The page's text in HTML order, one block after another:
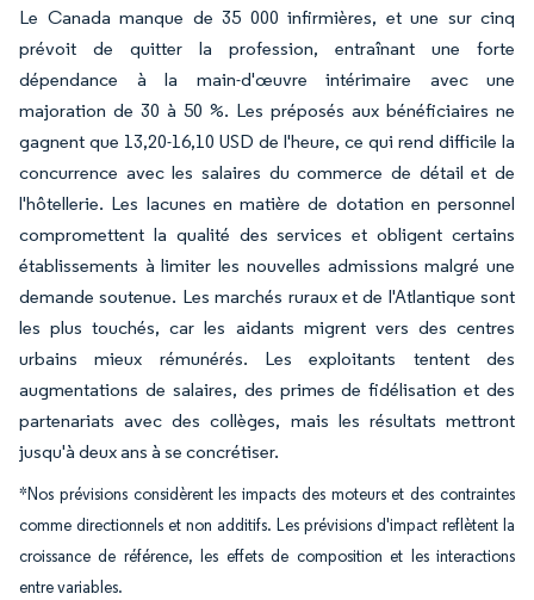
Le Canada manque de 35 000 infirmières, et une sur cinq
prévoit de quitter la profession, entraînant une forte
dépendance à la main-d'œuvre intérimaire avec une
majoration de 30 à 50 %. Les préposés aux bénéficiaires ne
gagnent que 13,20-16,10 USD de l'heure, ce qui rend difficile la
concurrence avec les salaires du commerce de détail et de
l'hôtellerie. Les lacunes en matière de dotation en personnel
compromettent la qualité des services et obligent certains
établissements à limiter les nouvelles admissions malgré une
demande soutenue. Les marchés ruraux et de l'Atlantique sont
les plus touchés, car les aidants migrent vers des centres
urbains mieux rémunérés. Les exploitants tentent des
augmentations de salaires, des primes de fidélisation et des
partenariats avec des collèges, mais les résultats mettront
jusqu'à deux ans à se concrétiser.
*Nos prévisions considèrent les impacts des moteurs et des contraintes
comme directionnels et non additifs. Les prévisions d'impact reflètent la
croissance de référence, les effets de composition et les interactions
entre variables.